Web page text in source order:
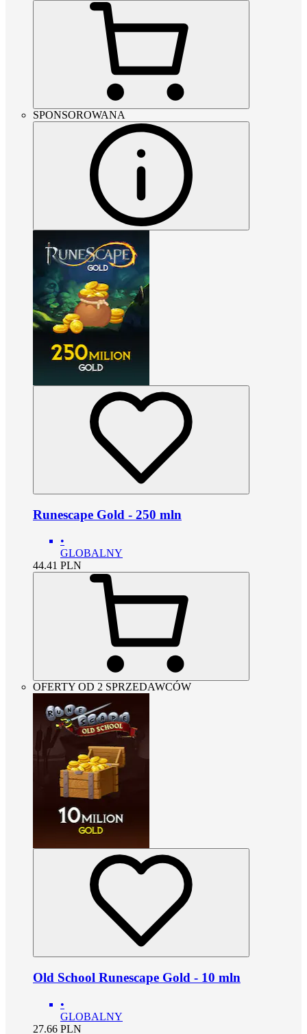
SPONSOROWANA
Runescape Gold - 250 mln
•
GLOBALNY
44.41 PLN
OFERTY OD 2 SPRZEDAWCÓW
Old School Runescape Gold - 10 mln
•
GLOBALNY
27.66 PLN